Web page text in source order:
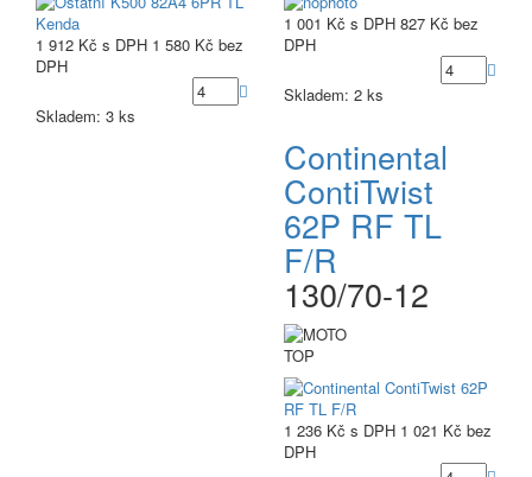
1 912 Kč s DPH 1 580 Kč bez
DPH
Skladem: 3 ks
1 001 Kč s DPH 827 Kč bez
DPH
Skladem: 2 ks
Continental
ContiTwist
62P RF TL
F/R
130/70-12
TOP
1 236 Kč s DPH 1 021 Kč bez
DPH